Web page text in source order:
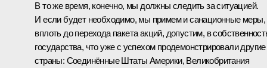
В то же время, конечно, мы должны следить за ситуацией.
И если будет необходимо, мы примем и санационные меры,
вплоть до перехода пакета акций, допустим, в
государства, что уже с успехом продемонстрировали другие
страны: Соединённые Штаты Америки, Великобритания